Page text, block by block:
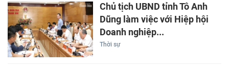
Chủ tịch UBND tỉnh Tô Anh
Dũng làm việc với Hiệp hội
Doanh nghiệp...
Thời sự